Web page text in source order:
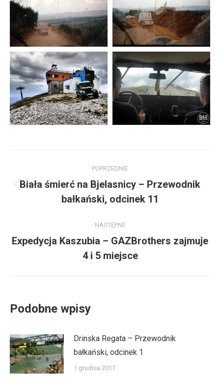
wpisów
POPRZEDNIE
Poprzedni
wpis:
Biała śmierć na Bjelasnicy – Przewodnik
bałkański, odcinek 11
NASTĘPNE
Następny
wpis:
Expedycja Kaszubia – GAZBrothers zajmuje
4 i 5 miejsce
Podobne wpisy
Drinska Regata – Przewodnik
bałkański, odcinek 1
1 grudnia 2017